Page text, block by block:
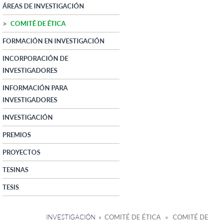
ÁREAS DE INVESTIGACIÓN
COMITÉ DE ÉTICA
FORMACIÓN EN INVESTIGACIÓN
INCORPORACIÓN DE
INVESTIGADORES
INFORMACIÓN PARA
INVESTIGADORES
INVESTIGACIÓN
PREMIOS
PROYECTOS
TESINAS
TESIS
INVESTIGACIÓN » COMITÉ DE ÉTICA » COMITÉ DE